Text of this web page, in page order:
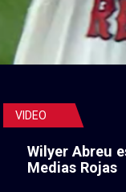
VIDEO
Wilyer Abreu
Medias Rojas